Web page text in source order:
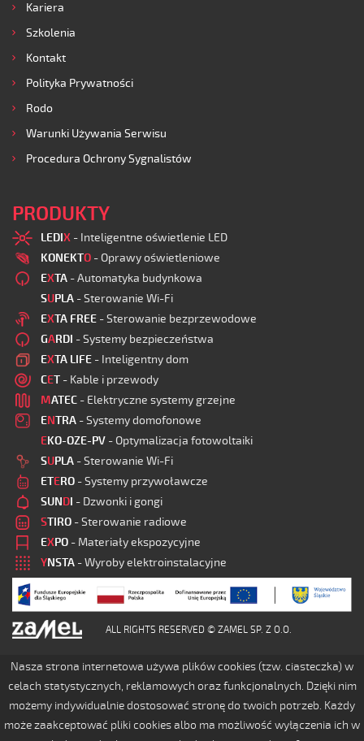
Kariera
Szkolenia
Kontakt
Polityka Prywatności
Rodo
Warunki Używania Serwisu
Procedura Ochrony Sygnalistów
PRODUKTY
LEDIX - Inteligentne oświetlenie LED
KONEKTO - Oprawy oświetleniowe
EXTA - Automatyka budynkowa
SUPLA - Sterowanie Wi-Fi
EXTA FREE - Sterowanie bezprzewodowe
GARDI - Systemy bezpieczeństwa
EXTA LIFE - Inteligentny dom
CET - Kable i przewody
MATEC - Elektryczne systemy grzejne
ENTRA - Systemy domofonowe
EKO-OZE-PV - Optymalizacja fotowoltaiki
SUPLA - Sterowanie Wi-Fi
ETERO - Systemy przywoławcze
SUNDI - Dzwonki i gongi
STIRO - Sterowanie radiowe
EXPO - Materiały ekspozycyjne
YNSTA - Wyroby elektroinstalacyjne
ALL RIGHTS RESERVED © ZAMEL SP. Z O.O.
Nasza strona internetowa używa plików cookies (tzw. ciasteczka) w
celach statystycznych, reklamowych oraz funkcjonalnych. Dzięki nim
możemy indywidualnie dostosować stronę do twoich potrzeb. Każdy
może zaakceptować pliki cookies albo ma możliwość wyłączenia ich w